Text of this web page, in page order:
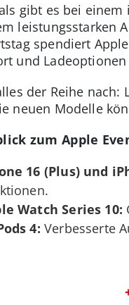
gibt es bei
leistungsstarken
spendiert
und Ladeoptionen
der Reihe
neuen Modelle
zum Apple
16 (Plus) und
Watch Series 10:
4: Verbesserte